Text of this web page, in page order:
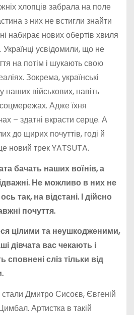
хлопців забрала на поле
з них не встигли знайти
набирає нових обертів хвиля
Українці усвідомили, що не
на потім і шукають свою
Зокрема, українські
наших військових, навіть
Адже їхня
– здатні вкрасти серце. А
до щирих почуттів, годі й
новий трек YATSUTA.
бачать наших воїнів, а
Не можливо в них не
так, на відстані. І дійсно
почуття.
цілими та неушкодженими,
дівчата вас чекають і
сповнені сліз тільки від
стали Дмитро Сисоєв, Євгеній
Артистка в такій